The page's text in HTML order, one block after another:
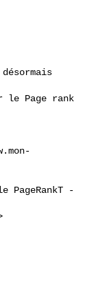
Page rank
PageRankT -